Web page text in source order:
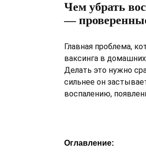
Чем убрать
—
Главная проблема,
ваксинга в
Делать это нужно
сильнее он
воспалению,
Оглавление: